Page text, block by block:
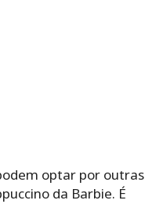
optar por outras
da Barbie. É